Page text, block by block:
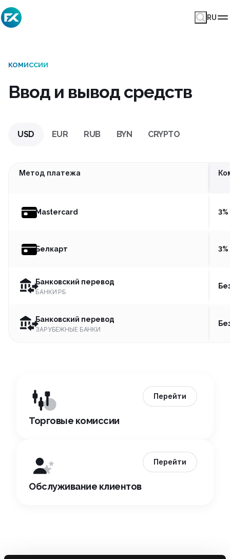
RU
КОМИССИИ
Ввод и вывод средств
USD EUR RUB BYN CRYPTO
Метод платежа
Mastercard 3%
Белкарт 3%
Банковский перевод
БАНКИ РБ
Банковский перевод
ЗАРУБЕЖНЫЕ БАНКИ
Перейти
Торговые комиссии
Перейти
Обслуживание клиентов